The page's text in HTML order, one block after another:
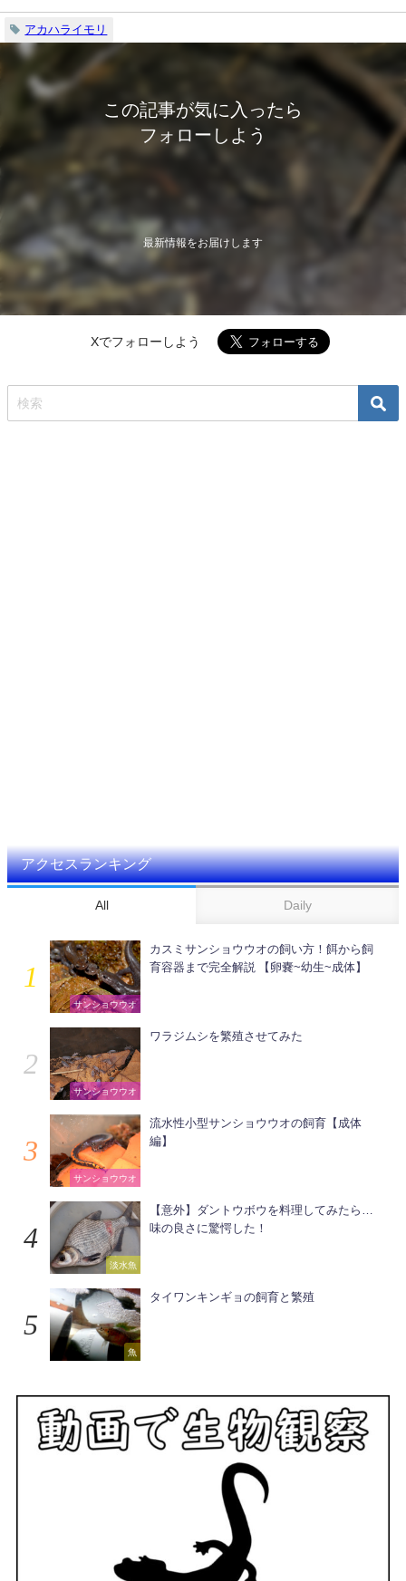
アカハライモリ
この記事が気に入ったら
フォローしよう
最新情報をお届けします
Xでフォローしよう
アクセスランキング
All Daily
サンショウウオ
カスミサンショウウオの飼い方！餌から飼
育容器まで完全解説 【卵嚢~幼生~成体】
サンショウウオ
ワラジムシを繁殖させてみた
サンショウウオ
流水性小型サンショウウオの飼育【成体
編】
淡水魚
【意外】ダントウボウを料理してみたら…
味の良さに驚愕した！
魚
タイワンキンギョの飼育と繁殖